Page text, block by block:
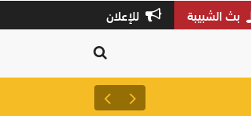
بث الشبيبة للإعلان
أمطار ورعد وحبات برد..